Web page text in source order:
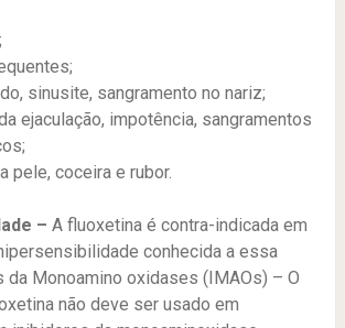
sinusite, sangramento no nariz;
ejaculação, impotência, sangramentos
pele, coceira e rubor.
– A fluoxetina é contra-indicada em
conhecida a essa
da Monoamino oxidases (IMAOs) – O
não deve ser usado em